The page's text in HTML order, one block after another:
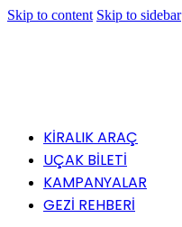
Skip to content Skip to sidebar
KİRALIK ARAÇ
UÇAK BİLETİ
KAMPANYALAR
GEZİ REHBERİ